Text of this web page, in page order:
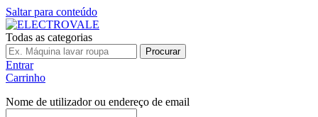
Saltar para conteúdo
Todas as categorias
Procurar
Entrar
Carrinho
Nome de utilizador ou endereço de email